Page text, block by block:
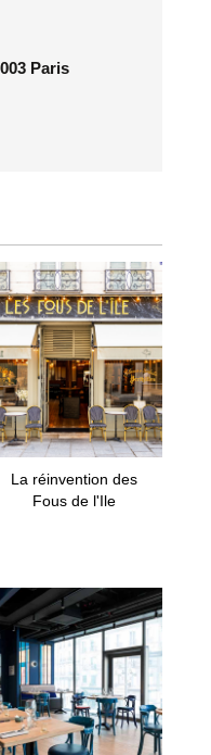
Paris
La réinvention des
Fous de l'Ile